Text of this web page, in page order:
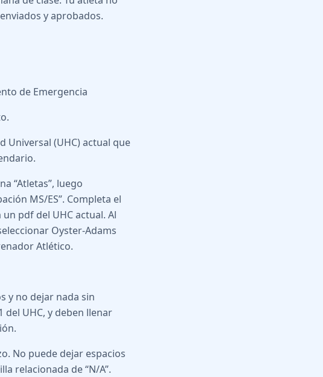
y aprobados.
de Emergencia
Universal (UHC) actual que
“Atletas”, luego
MS/ES”. Completa el
pdf del UHC actual. Al
Oyster-Adams
Atlético.
y no dejar nada sin
UHC, y deben llenar
No puede dejar espacios
relacionada de “N/A”.